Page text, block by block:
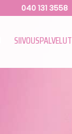
040 131 3558
SIIVOUSPALVELUT